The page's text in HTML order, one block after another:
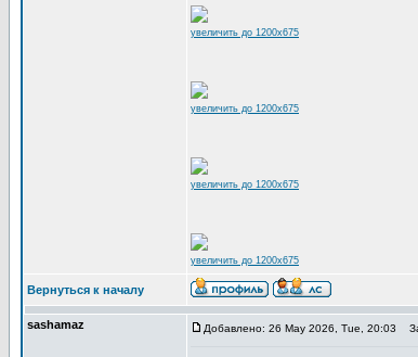
увеличить до 1200x675
увеличить до 1200x675
увеличить до 1200x675
увеличить до 1200x675
Вернуться к началу
sashamaz Добавлено: 26 May 2026, Tue, 20:03